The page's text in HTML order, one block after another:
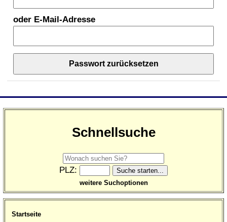
Schnellsuche
PLZ:
weitere Suchoptionen
Startseite
oder E-Mail-Adresse
Passwort zurücksetzen